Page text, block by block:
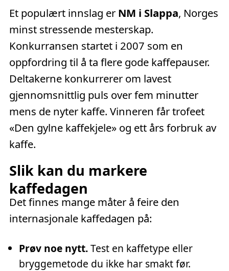
Et populært innslag er NM i Slappa, Norges
minst stressende mesterskap.
Konkurransen startet i 2007 som en
oppfordring til å ta flere gode kaffepauser.
Deltakerne konkurrerer om lavest
gjennomsnittlig puls over fem minutter
mens de nyter kaffe. Vinneren får trofeet
«Den gylne kaffekjele» og ett års forbruk av
kaffe.
Slik kan du markere
kaffedagen
Det finnes mange måter å feire den
internasjonale kaffedagen på:
Prøv noe nytt.Test en kaffetype eller
bryggemetode du ikke har smakt før.